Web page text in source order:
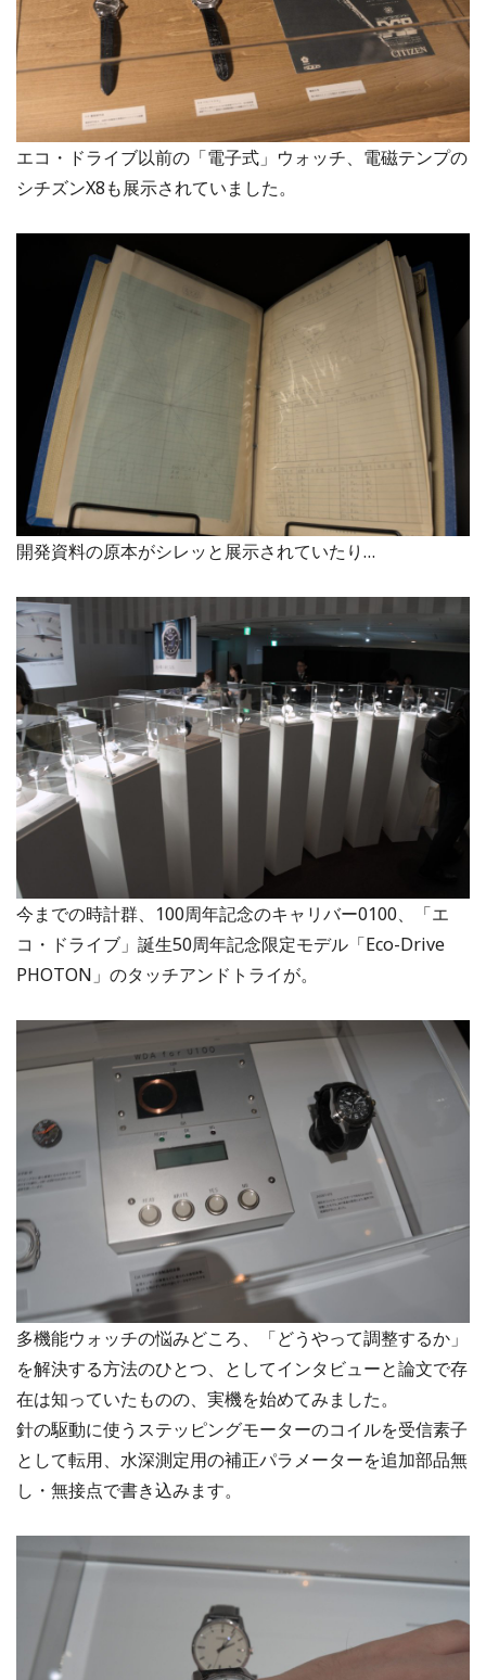
エコ・ドライブ以前の「電子式」ウォッチ、電磁テンプの
シチズンX8も展示されていました。
開発資料の原本がシレッと展示されていたり…
今までの時計群、100周年記念のキャリバー0100、「エ
コ・ドライブ」誕生50周年記念限定モデル「Eco-Drive
PHOTON」のタッチアンドトライが。
多機能ウォッチの悩みどころ、「どうやって調整するか」
を解決する方法のひとつ、としてインタビューと論文で存
在は知っていたものの、実機を始めてみました。
針の駆動に使うステッピングモーターのコイルを受信素子
として転用、水深測定用の補正パラメーターを追加部品無
し・無接点で書き込みます。